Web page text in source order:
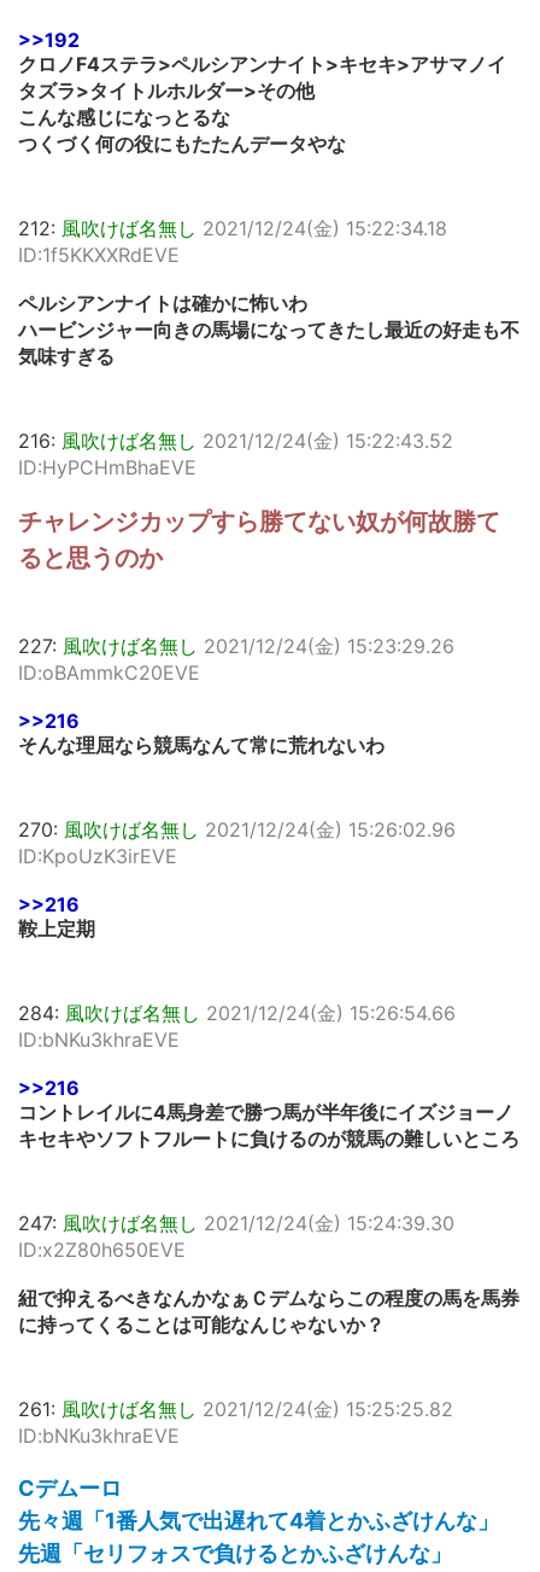
>>192
クロノF4ステラ>ペルシアンナイト>キセキ>アサマノイ
タズラ>タイトルホルダー>その他
こんな感じになっとるな
つくづく何の役にもたたんデータやな
212: 風吹けば名無し 2021/12/24(金) 15:22:34.18
ID:1f5KKXXRdEVE
ペルシアンナイトは確かに怖いわ
ハービンジャー向きの馬場になってきたし最近の好走も不
気味すぎる
216: 風吹けば名無し 2021/12/24(金) 15:22:43.52
ID:HyPCHmBhaEVE
チャレンジカップすら勝てない奴が何故勝て
ると思うのか
227: 風吹けば名無し 2021/12/24(金) 15:23:29.26
ID:oBAmmkC20EVE
>>216
そんな理屈なら競馬なんて常に荒れないわ
270: 風吹けば名無し 2021/12/24(金) 15:26:02.96
ID:KpoUzK3irEVE
>>216
鞍上定期
284: 風吹けば名無し 2021/12/24(金) 15:26:54.66
ID:bNKu3khraEVE
>>216
コントレイルに4馬身差で勝つ馬が半年後にイズジョーノ
キセキやソフトフルートに負けるのが競馬の難しいところ
247: 風吹けば名無し 2021/12/24(金) 15:24:39.30
ID:x2Z80h650EVE
紐で抑えるべきなんかなぁＣデムならこの程度の馬を馬券
に持ってくることは可能なんじゃないか？
261: 風吹けば名無し 2021/12/24(金) 15:25:25.82
ID:bNKu3khraEVE
Cデムーロ
先々週「1番人気で出遅れて4着とかふざけんな」
先週「セリフォスで負けるとかふざけんな」